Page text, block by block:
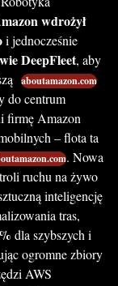
wdrożył
i jednocześnie
DeepFleet, aby
aboutamazon.com
do centrum
firmę Amazon
– flota ta
. Nowa
ruchu na żywo
inteligencję
tras,
dla szybszych i
ogromne zbiory
AWS